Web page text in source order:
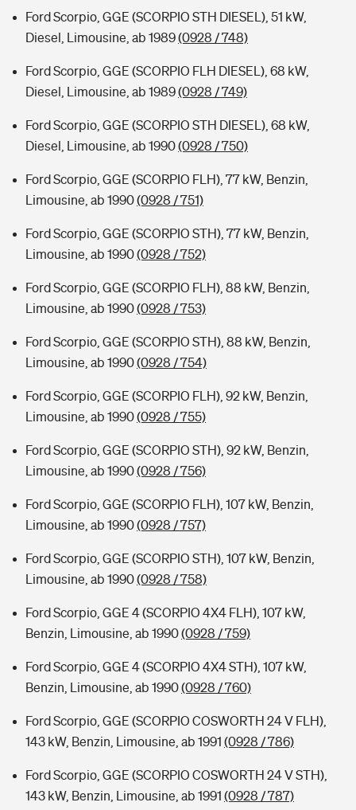
Ford Scorpio, GGE (SCORPIO STH DIESEL), 51 kW,
Diesel, Limousine, ab 1989(0928 / 748)
Ford Scorpio, GGE (SCORPIO FLH DIESEL), 68 kW,
Diesel, Limousine, ab 1989(0928 / 749)
Ford Scorpio, GGE (SCORPIO STH DIESEL), 68 kW,
Diesel, Limousine, ab 1990(0928 / 750)
Ford Scorpio, GGE (SCORPIO FLH), 77 kW, Benzin,
Limousine, ab 1990(0928 / 751)
Ford Scorpio, GGE (SCORPIO STH), 77 kW, Benzin,
Limousine, ab 1990(0928 / 752)
Ford Scorpio, GGE (SCORPIO FLH), 88 kW, Benzin,
Limousine, ab 1990(0928 / 753)
Ford Scorpio, GGE (SCORPIO STH), 88 kW, Benzin,
Limousine, ab 1990(0928 / 754)
Ford Scorpio, GGE (SCORPIO FLH), 92 kW, Benzin,
Limousine, ab 1990(0928 / 755)
Ford Scorpio, GGE (SCORPIO STH), 92 kW, Benzin,
Limousine, ab 1990(0928 / 756)
Ford Scorpio, GGE (SCORPIO FLH), 107 kW, Benzin,
Limousine, ab 1990(0928 / 757)
Ford Scorpio, GGE (SCORPIO STH), 107 kW, Benzin,
Limousine, ab 1990(0928 / 758)
Ford Scorpio, GGE 4 (SCORPIO 4X4 FLH), 107 kW,
Benzin, Limousine, ab 1990(0928 / 759)
Ford Scorpio, GGE 4 (SCORPIO 4X4 STH), 107 kW,
Benzin, Limousine, ab 1990(0928 / 760)
Ford Scorpio, GGE (SCORPIO COSWORTH 24 V FLH),
143 kW, Benzin, Limousine, ab 1991 (0928 / 786)
Ford Scorpio, GGE (SCORPIO COSWORTH 24 V STH),
143 kW, Benzin, Limousine, ab 1991 (0928 / 787)